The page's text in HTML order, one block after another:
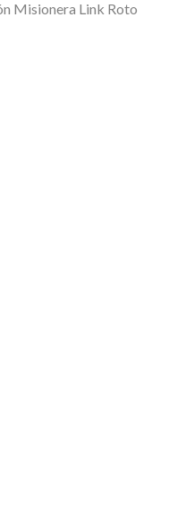
Misionera Link Roto